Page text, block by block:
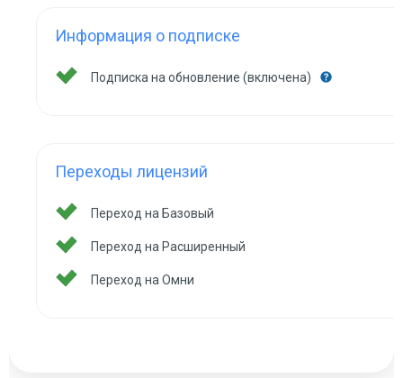
Информация о подписке
Подписка на обновление (включена)
Переходы лицензий
Переход на Базовый
Переход на Расширенный
Переход на Омни